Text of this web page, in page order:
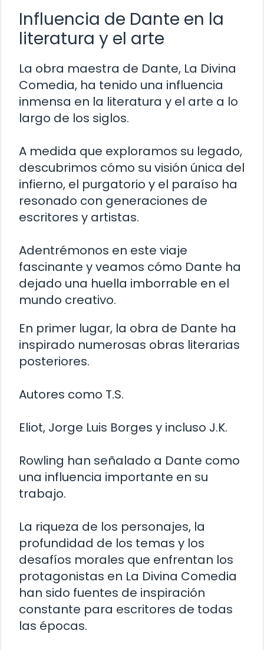
Influencia de Dante en la
literatura y el arte
La obra maestra de Dante, La Divina
Comedia, ha tenido una influencia
inmensa en la literatura y el arte a lo
largo de los siglos.
A medida que exploramos su legado,
descubrimos cómo su visión única del
infierno, el purgatorio y el paraíso ha
resonado con generaciones de
escritores y artistas.
Adentrémonos en este viaje
fascinante y veamos cómo Dante ha
dejado una huella imborrable en el
mundo creativo.
En primer lugar, la obra de Dante ha
inspirado numerosas obras literarias
posteriores.
Autores como T.S.
Eliot, Jorge Luis Borges y incluso J.K.
Rowling han señalado a Dante como
una influencia importante en su
trabajo.
La riqueza de los personajes, la
profundidad de los temas y los
desafíos morales que enfrentan los
protagonistas en La Divina Comedia
han sido fuentes de inspiración
constante para escritores de todas
las épocas.